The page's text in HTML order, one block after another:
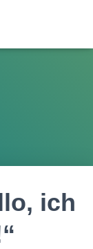
ich